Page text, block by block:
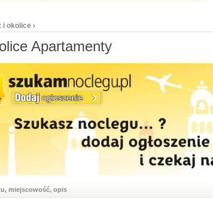
i okolice ›
Apartamenty
miejscowość, opis